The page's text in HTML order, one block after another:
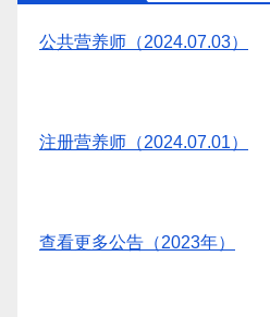
公共营养师（2024.07.03）
注册营养师（2024.07.01）
查看更多公告（2023年）